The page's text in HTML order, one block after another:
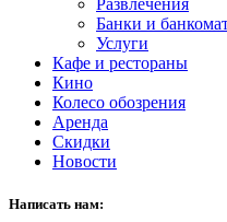
Банки и
Услуги
Кафе и рестораны
Кино
Колесо обозрения
Аренда
Скидки
Новости
Написать нам: